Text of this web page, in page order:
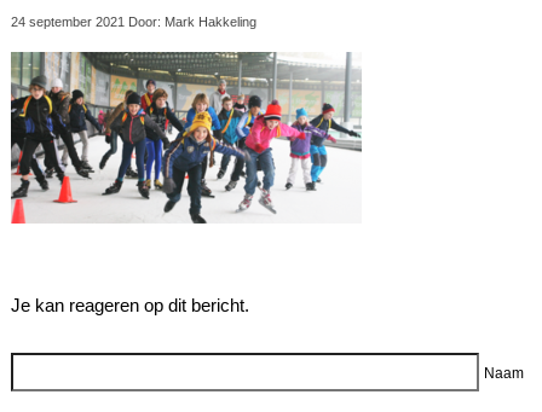
24 september 2021 Door: Mark Hakkeling
Je kan reageren op dit bericht.
Naam